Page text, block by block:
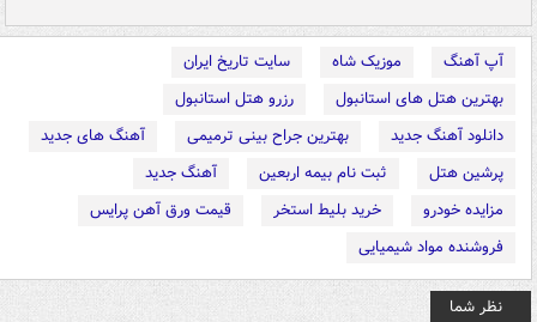
آپ آهنگ موزیک شاه
سایت تاریخ ایران
بهترین هتل های استانبول
رزرو هتل استانبول
دانلود آهنگ جدید
بهترین جراح بینی ترمیمی
آهنگ های جدید
پرشین هتل
ثبت نام بیمه اربعین
آهنگ جدید
مزایده خودرو
خرید بلیط استخر
قیمت ورق آهن پرایس
فروشنده مواد شیمیایی
نظر شما